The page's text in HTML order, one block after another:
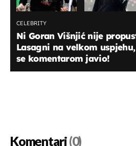
CELEBRITY
Ni Goran Višnjić nije
Lasagni na velkom
se komentarom javio!
Komentari(0)